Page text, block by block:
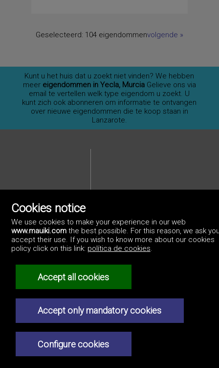
Geselecteerd: 104 eigendommenvolgende »
Kunt u het huis dat u zoekt niet vinden? We hebben
meer eigendommen in Yecla, Murcia Gelieve ons via
email te vertellen welk type eigendom u zoekt. U
kunt zich ook abonneren om informatie te ontvangen
over nieuwe eigendommen die te koop staan in
Lanzarote.
Privacybeleid
Cookies notice
We use cookies to make your experience in our web
www.mauiki.comthe best possible. For this reason, we ask
accept their use. If you wish to know more about our cookies
policy click on this link: política de cookies.
Accept all cookies
Accept only mandatory cookies
Configure cookies